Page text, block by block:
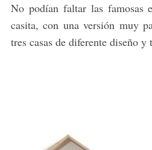
No podían faltar las famosas
casita, con una versión muy
tres casas de diferente diseño y
r
c